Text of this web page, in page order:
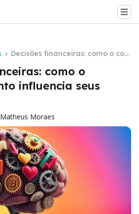
> Decisões financeiras: como o com
portamento influencia seus result
ados
como o
influencia seus
Matheus Moraes